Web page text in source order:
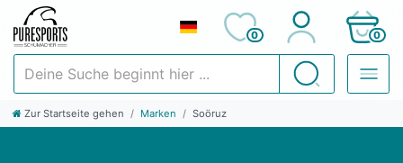
Suchen
0 0
Zur Startseite gehen Marken Soöruz